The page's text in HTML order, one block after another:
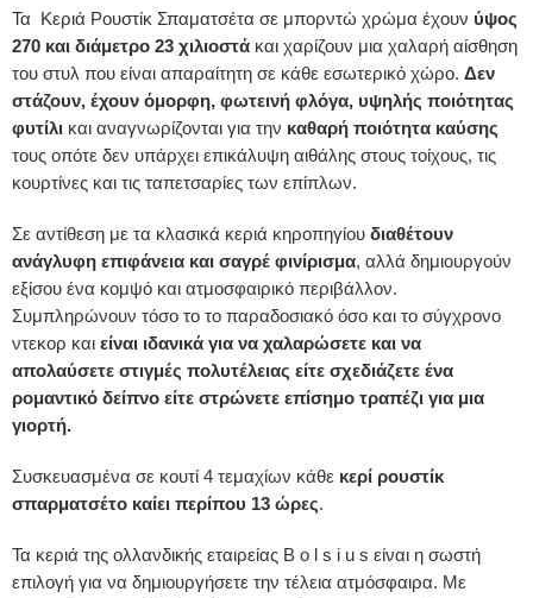
Τα Κεριά Ρουστίκ Σπαματσέτα σε μπορντώ χρώμα έχουν ύψος
270 και διάμετρο 23 χιλιοστά και χαρίζουν μια χαλαρή αίσθηση
του στυλ που είναι απαραίτητη σε κάθε εσωτερικό χώρο. Δεν
στάζουν, έχουν όμορφη, φωτεινή φλόγα, υψηλής ποιότητας
φυτίλι και αναγνωρίζονται για την καθαρή ποιότητα καύσης
τους οπότε δεν υπάρχει επικάλυψη αιθάλης στους τοίχους, τις
κουρτίνες και τις ταπετσαρίες των επίπλων.
Σε αντίθεση με τα κλασικά κεριά κηροπηγίου διαθέτουν
ανάγλυφη επιφάνεια και σαγρέ φινίρισμα, αλλά δημιουργούν
εξίσου ένα κομψό και ατμοσφαιρικό περιβάλλον.
Συμπληρώνουν τόσο το το παραδοσιακό όσο και το σύγχρονο
ντεκορ και είναι ιδανικά για να χαλαρώσετε και να
απολαύσετε στιγμές πολυτέλειας είτε σχεδιάζετε ένα
ρομαντικό δείπνο είτε στρώνετε επίσημο τραπέζι για μια
γιορτή.
Συσκευασμένα σε κουτί 4 τεμαχίων κάθε κερί ρουστίκ
σπαρματσέτο καίει περίπου 13 ώρες.
Τα κεριά της ολλανδικής εταιρείας B o l s i u s είναι η σωστή
επιλογή για να δημιουργήσετε την τέλεια ατμόσφαιρα. Με